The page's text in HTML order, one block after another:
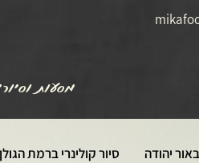
מסעות
יהודה סיור קולינרי ברמת הגולן